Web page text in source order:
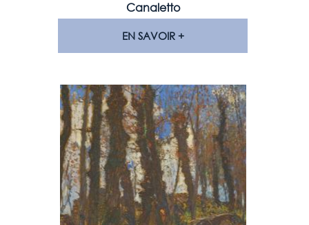
Canaletto
EN SAVOIR +